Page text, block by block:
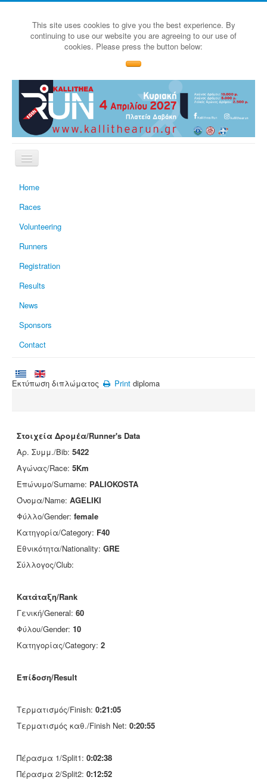
This site uses cookies to give you the best experience. By
continuing to use our website you are agreeing to our use of
cookies. Please press the button below:
Home
Races
Volunteering
Runners
Registration
Results
News
Sponsors
Contact
Εκτύπωση διπλώματος Print diploma
Στοιχεία Δρομέα/Runner's Data
Αρ. Συμμ./Bib: 5422
Αγώνας/Race: 5Km
Επώνυμο/Surname: PALIOKOSTA
Όνομα/Name: AGELIKI
Φύλλο/Gender: female
Κατηγορία/Category: F40
Εθνικότητα/Nationality: GRE
Σύλλογος/Club:
Κατάταξη/Rank
Γενική/General: 60
Φύλου/Gender: 10
Κατηγορίας/Category: 2
Επίδοση/Result
Τερματισμός/Finish: 0:21:05
Τερματισμός καθ./Finish Net: 0:20:55
Πέρασμα 1/Split1: 0:02:38
Πέρασμα 2/Split2: 0:12:52